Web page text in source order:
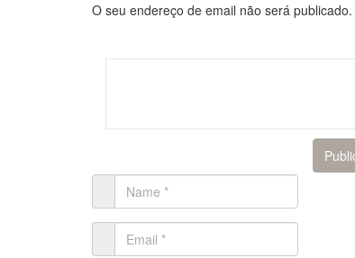
O seu endereço de email não será publicado.